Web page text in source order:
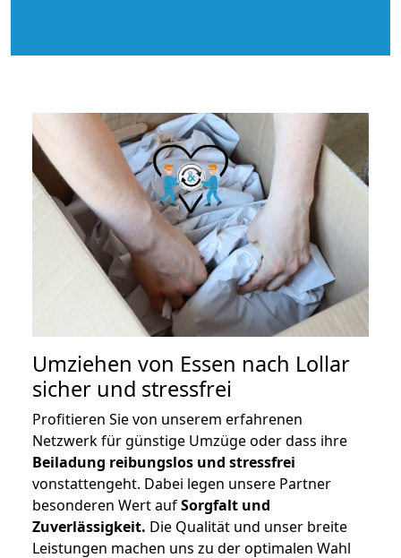
Umziehen von Essen nach Lollar
sicher und stressfrei
Profitieren Sie von unserem erfahrenen
Netzwerk für günstige Umzüge oder dass ihre
Beiladung reibungslos und stressfrei
vonstattengeht. Dabei legen unsere Partner
besonderen Wert aufSorgfalt und
Zuverlässigkeit. Die Qualität und unser breite
Leistungen machen uns zu der optimalen Wahl